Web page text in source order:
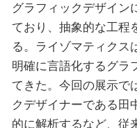
グラフィックデザイン
ており、抽象的な工程
る。ライゾマティクス
明確に言語化するグラ
てきた。今回の展示で
クデザイナーである田
的に解析するなど、従